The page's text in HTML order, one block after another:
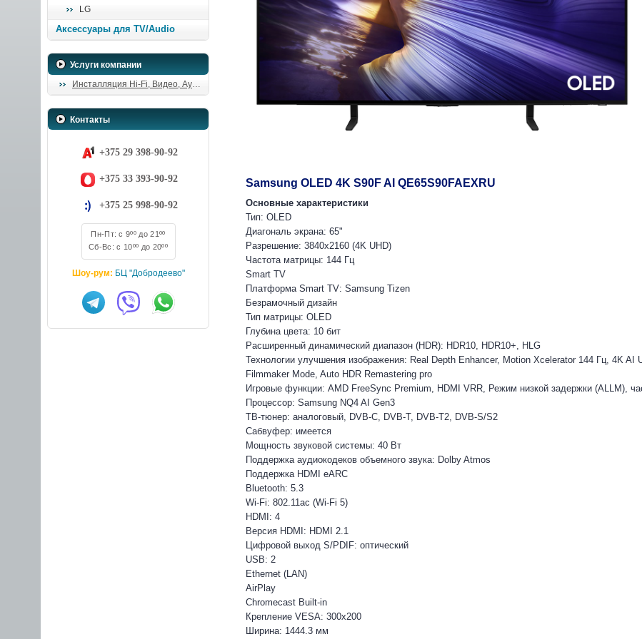
LG
Аксессуары для TV/Audio
Услуги компании
Инсталляция Hi-Fi, Видео, Аудио
Контакты
+375 29 398-90-92
+375 33 393-90-92
+375 25 998-90-92
Пн-Пт: с 9ºº до 21ºº
Сб-Вс: с 10ºº до 20ºº
Шоу-рум: БЦ "Добродеево"
Samsung OLED 4K S90F AI QE65S90FAEXRU
Основные характеристики
Тип: OLED
Диагональ экрана: 65"
Разрешение: 3840x2160 (4K UHD)
Частота матрицы: 144 Гц
Smart TV
Платформа Smart TV: Samsung Tizen
Безрамочный дизайн
Тип матрицы: OLED
Глубина цвета: 10 бит
Расширенный динамический диапазон (HDR): HDR10, HDR10+, HLG
Технологии улучшения изображения: Real Depth Enhancer, Motion Xcelerator 144 Гц, 4K
Filmmaker Mode, Auto HDR Remastering pro
Игровые функции: AMD FreeSync Premium, HDMI VRR, Режим низкой задержки (ALLM),
Процессор: Samsung NQ4 AI Gen3
ТВ-тюнер: аналоговый, DVB-C, DVB-T, DVB-T2, DVB-S/S2
Сабвуфер: имеется
Мощность звуковой системы: 40 Вт
Поддержка аудиокодеков объемного звука: Dolby Atmos
Поддержка HDMI eARC
Bluetooth: 5.3
Wi-Fi: 802.11ac (Wi-Fi 5)
HDMI: 4
Версия HDMI: HDMI 2.1
Цифровой выход S/PDIF: оптический
USB: 2
Ethernet (LAN)
AirPlay
Chromecast Built-in
Крепление VESA: 300x200
Ширина: 1444.3 мм